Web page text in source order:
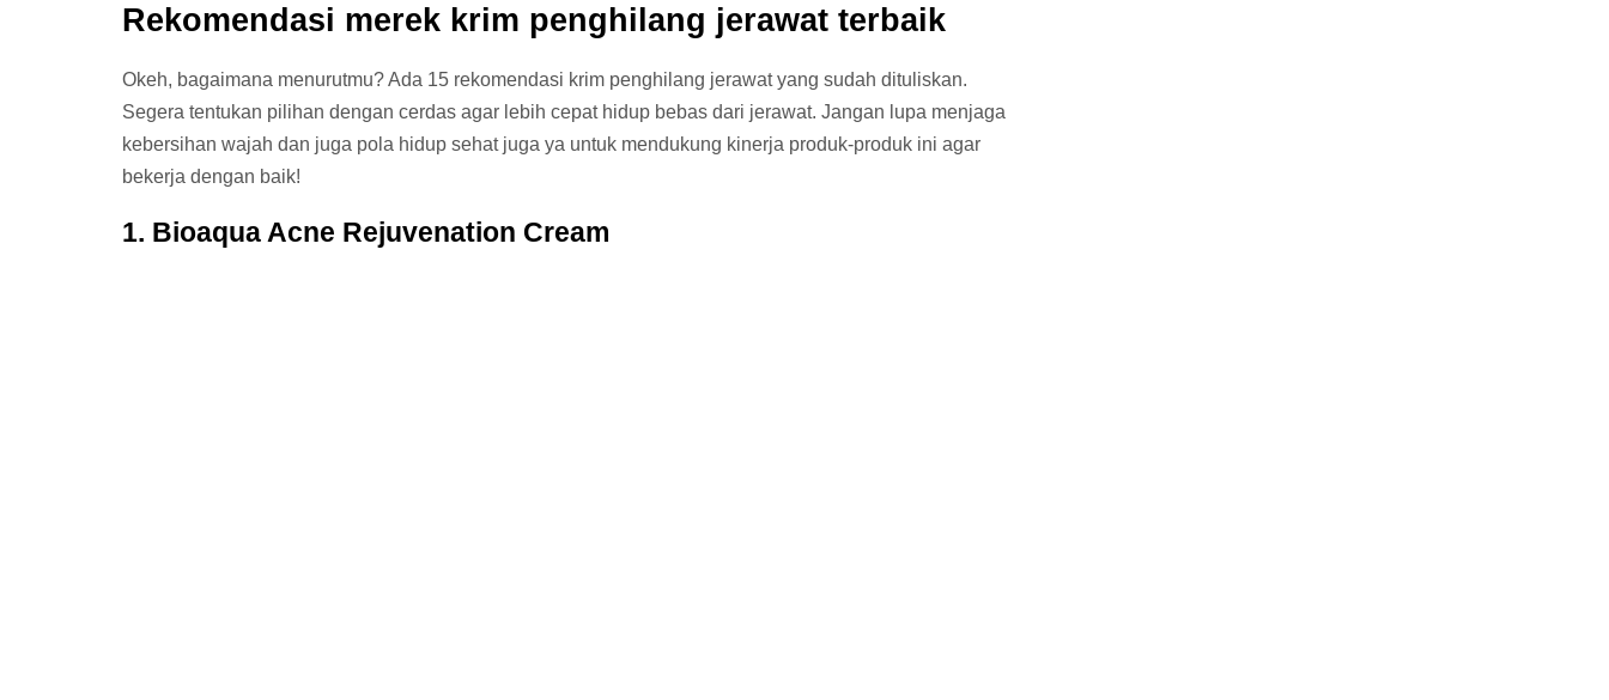
Rekomendasi merek krim penghilang jerawat terbaik
Okeh, bagaimana menurutmu? Ada 15 rekomendasi krim penghilang jerawat yang sudah dituliskan.
Segera tentukan pilihan dengan cerdas agar lebih cepat hidup bebas dari jerawat. Jangan lupa menjaga
kebersihan wajah dan juga pola hidup sehat juga ya untuk mendukung kinerja produk-produk ini agar
bekerja dengan baik!
1. Bioaqua Acne Rejuvenation Cream